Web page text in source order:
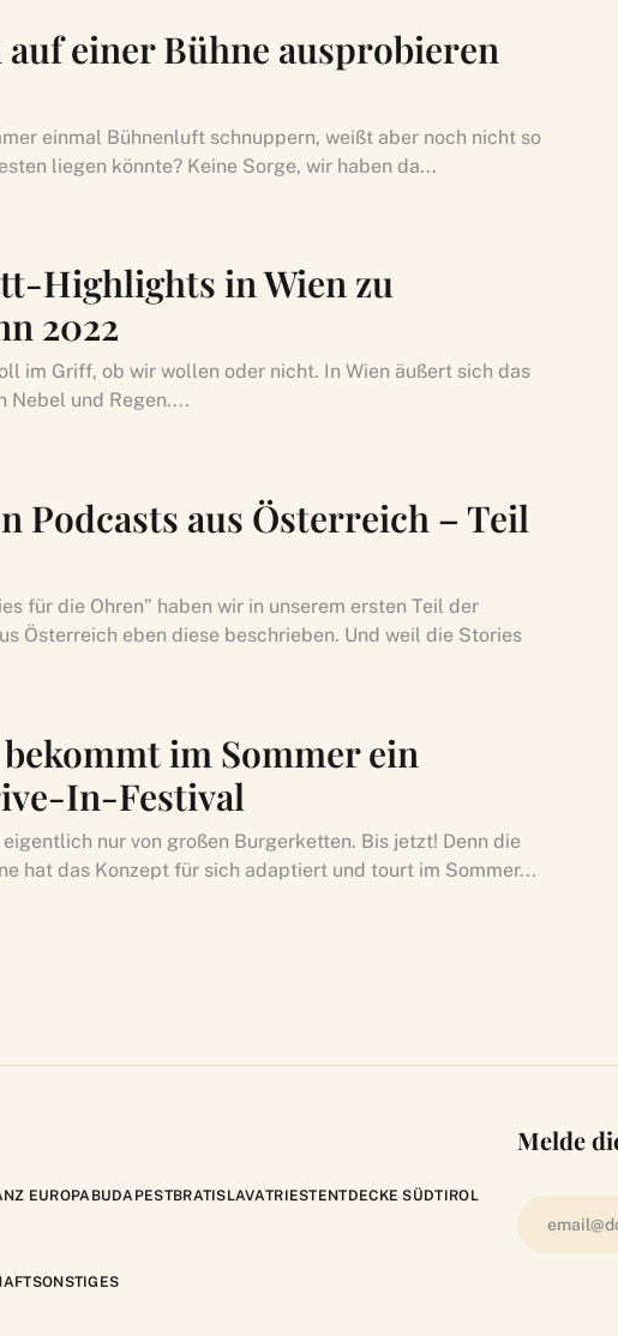
einer Bühne ausprobieren
einmal Bühnenluft schnuppern, weißt aber noch nicht so
liegen könnte? Keine Sorge, wir haben da...
Highlights in Wien zu
2022
im Griff, ob wir wollen oder nicht. In Wien äußert sich das
Nebel und Regen....
Podcasts aus Österreich – Teil
für die Ohren” haben wir in unserem ersten Teil der
Österreich eben diese beschrieben. Und weil die Stories
im Sommer ein
In-Festival
nur von großen Burgerketten. Bis jetzt! Denn die
hat das Konzept für sich adaptiert und tourt im Sommer...
EUROPA BUDAPESTBRATISLAVATRIESTENTDECKE SÜDTIROL
SONSTIGES
Melde